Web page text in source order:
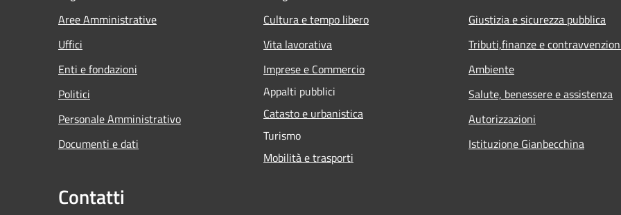
Aree Amministrative
Uffici
Enti e fondazioni
Politici
Personale Amministrativo
Documenti e dati
Cultura e tempo libero
Vita lavorativa
Imprese e Commercio
Appalti pubblici
Catasto e urbanistica
Turismo
Mobilità e trasporti
Giustizia e sicurezza pubblica
Tributi,finanze e
Ambiente
Salute, benessere e assistenza
Autorizzazioni
Istituzione Gianbecchina
Contatti